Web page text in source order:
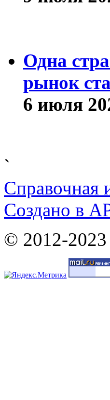
Одна
рынок
6 июля
`
Справочная
Cоздано в
© 2012-